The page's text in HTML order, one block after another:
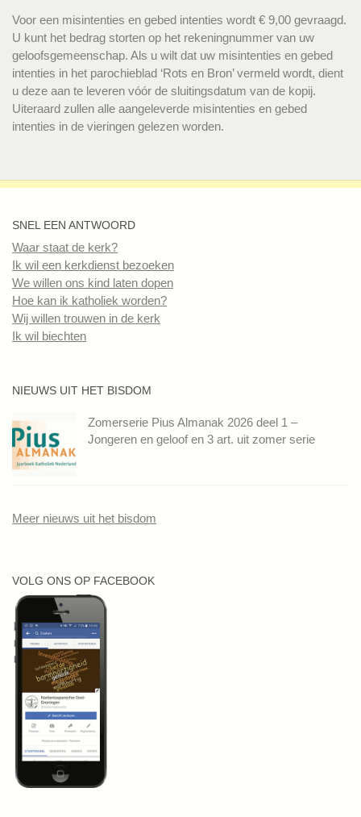
Voor een misintenties en gebed intenties wordt € 9,00 gevraagd.
U kunt het bedrag storten op het rekeningnummer van uw
geloofsgemeenschap. Als u wilt dat uw misintenties en gebed
intenties in het parochieblad ‘Rots en Bron’ vermeld wordt, dient
u deze aan te leveren vóór de sluitingsdatum van de kopij.
Uiteraard zullen alle aangeleverde misintenties en gebed
intenties in de vieringen gelezen worden.
SNEL EEN ANTWOORD
Waar staat de kerk?
Ik wil een kerkdienst bezoeken
We willen ons kind laten dopen
Hoe kan ik katholiek worden?
Wij willen trouwen in de kerk
Ik wil biechten
NIEUWS UIT HET BISDOM
Zomerserie Pius Almanak 2026 deel 1 –
Jongeren en geloof en 3 art. uit zomer serie
Meer nieuws uit het bisdom
VOLG ONS OP FACEBOOK